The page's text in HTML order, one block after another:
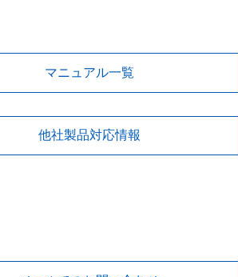
マニュアル一覧
他社製品対応情報